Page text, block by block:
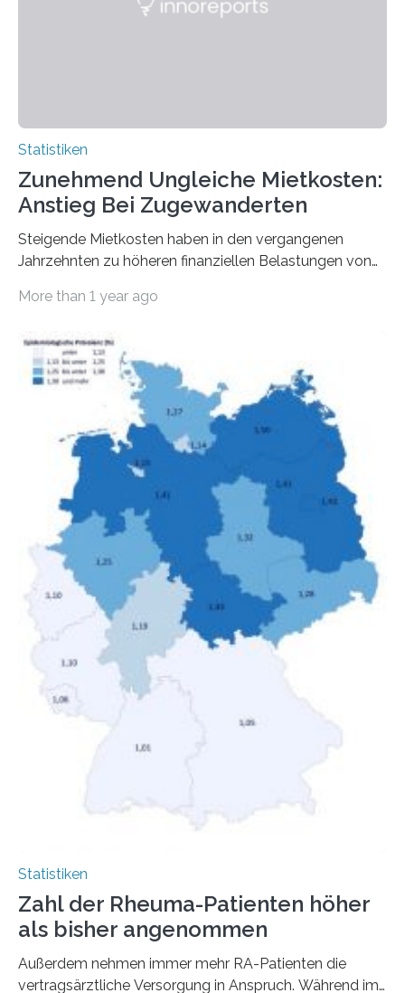
Statistiken
Zunehmend Ungleiche Mietkosten:
Anstieg Bei Zugewanderten
Steigende Mietkosten haben in den vergangenen
Jahrzehnten zu höheren finanziellen Belastungen von
Bundesinstitut für Bevölkerungsforschung (BiB)
gesamten Einkommen zwischen 1990 und 2020 für
unterschiedliche Einkommensgruppen sowie für in
Deutschland geborene Menschen und Zugewanderte
verändert hat. Das Ergebnis: Während Personen mit
hohen Einkommen (oberstes Quintil der Verteilung der
Nettoäquivalenzeinkommen) nur einen moderaten
Anstieg des Mietanteils am Gesamteinkommen
hinnehmen mussten, nahm die Belastung bei
Menschen mit…
More than 1 year ago
Statistiken
Zahl der Rheuma-Patienten höher
als bisher angenommen
Außerdem nehmen immer mehr RA-Patienten die
vertragsärztliche Versorgung in Anspruch. Während im